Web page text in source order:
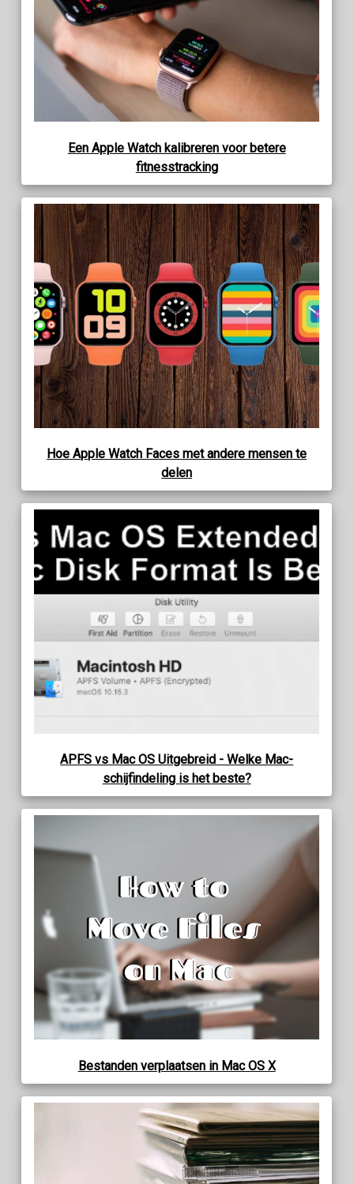
Een Apple Watch kalibreren voor betere
fitnesstracking
Hoe Apple Watch Faces met andere mensen te
delen
APFS vs Mac OS Uitgebreid - Welke Mac-
schijfindeling is het beste?
Bestanden verplaatsen in Mac OS X